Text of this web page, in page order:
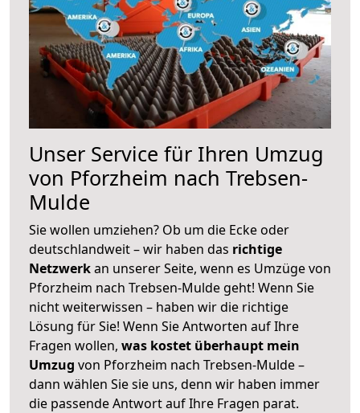
Unser Service für Ihren Umzug
von Pforzheim nach Trebsen-
Mulde
Sie wollen umziehen? Ob um die Ecke oder
deutschlandweit – wir haben das richtige
Netzwerkan unserer Seite, wenn es Umzüge von
Pforzheim nach Trebsen-Mulde geht! Wenn Sie
nicht weiterwissen – haben wir die richtige
Lösung für Sie! Wenn Sie Antworten auf Ihre
Fragen wollen, was kostet überhaupt mein
Umzug von Pforzheim nach Trebsen-Mulde –
dann wählen Sie sie uns, denn wir haben immer
die passende Antwort auf Ihre Fragen parat.